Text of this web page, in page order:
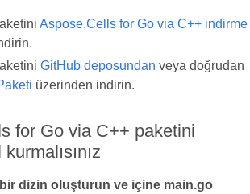
Aspose.Cells for Go via C++ indirme
GitHub deposundan veya doğrudan
üzerinden indirin.
for Go via C++ paketini
dizin oluşturun ve içine main.go